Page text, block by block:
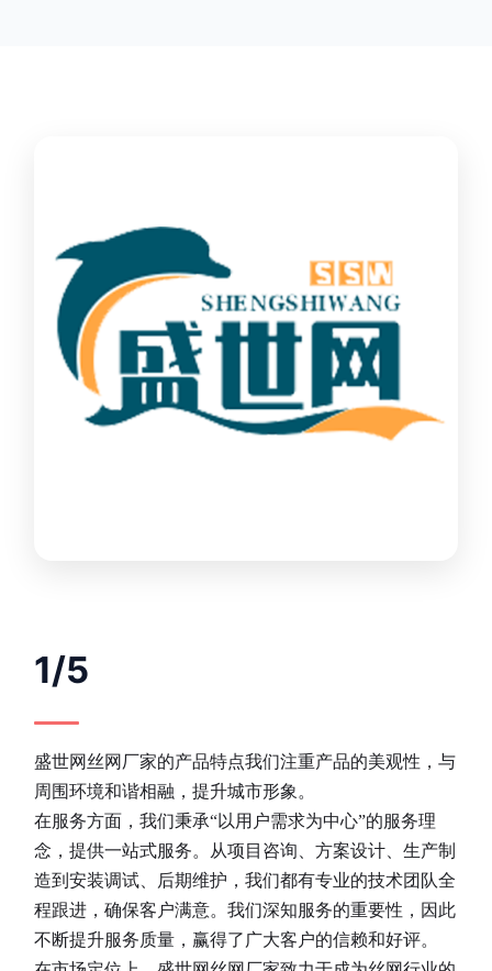
1/5
盛世网丝网厂家的产品特点我们注重产品的美观性，与
周围环境和谐相融，提升城市形象。
在服务方面，我们秉承“以用户需求为中心”的服务理
念，提供一站式服务。从项目咨询、方案设计、生产制
造到安装调试、后期维护，我们都有专业的技术团队全
程跟进，确保客户满意。我们深知服务的重要性，因此
不断提升服务质量，赢得了广大客户的信赖和好评。